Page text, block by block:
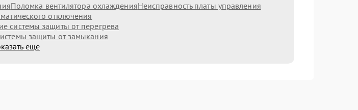
Поломка вентилятора охлажденияНеисправность платы управления
отключения
системы защиты от перегрева
защиты от замыкания
еще